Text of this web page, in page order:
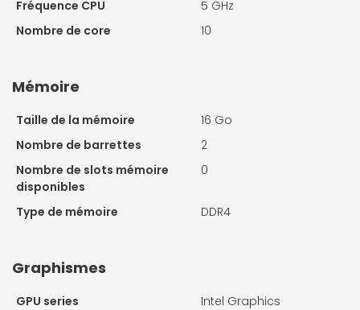
Fréquence CPU
5 GHz
Nombre de core
10
Mémoire
Taille de la mémoire
16 Go
Nombre de barrettes
2
Nombre de slots mémoire
disponibles
0
Type de mémoire DDR4
Graphismes
GPU series
Intel Graphics